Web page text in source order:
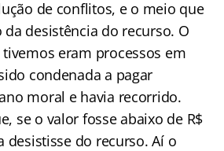
de conflitos, e o meio que
desistência do recurso. O
eram processos em
condenada a pagar
moral e havia recorrido.
se o valor fosse abaixo de R$
desistisse do recurso. Aí o